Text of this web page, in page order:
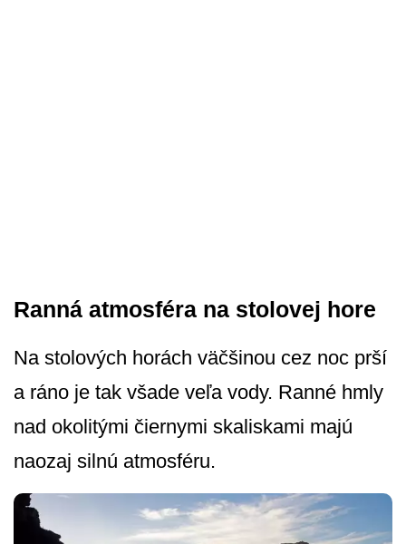
Ranná atmosféra na stolovej hore
Na stolových horách väčšinou cez noc prší
a ráno je tak všade veľa vody. Ranné hmly
nad okolitými čiernymi skaliskami majú
naozaj silnú atmosféru.